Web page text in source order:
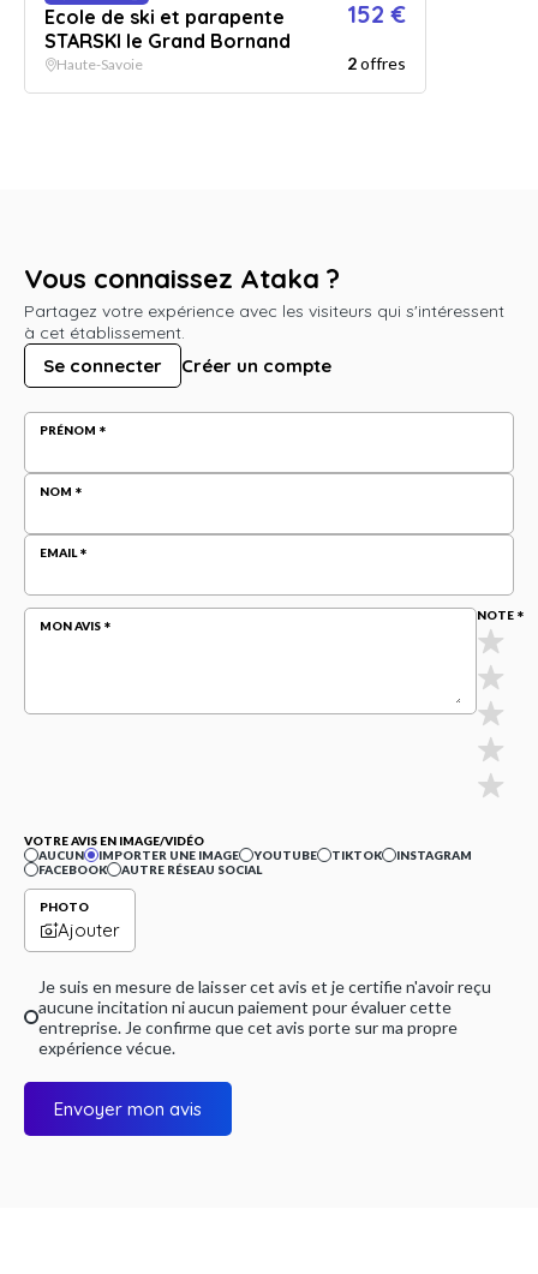
Ecole de ski et parapente
STARSKI le Grand Bornand
152 €
Haute-Savoie 2offres
Vous connaissez Ataka ?
Partagez votre expérience avec les visiteurs qui s'intéressent
à cet établissement.
Se connecter Créer un compte
PRÉNOM
NOM
EMAIL
MON AVIS
NOTE
VOTRE AVIS EN IMAGE/VIDÉO
AUCUN
IMPORTER UNE IMAGE YOUTUBE TIKTOK
INSTAGRAM
FACEBOOK
AUTRE RÉSEAU SOCIAL
PHOTO
Ajouter
Je suis en mesure de laisser cet avis et je certifie n'avoir reçu
aucune incitation ni aucun paiement pour évaluer cette
entreprise. Je confirme que cet avis porte sur ma propre
expérience vécue.
Envoyer mon avis